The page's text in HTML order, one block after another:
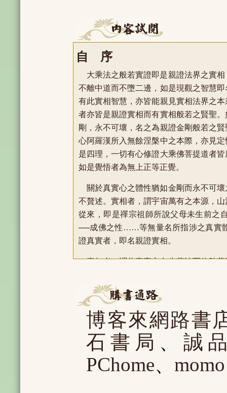
自 序
大乘法之般若實證即是親證法界之實
不離中道而不墮二邊，如是現觀之智慧
有此實相智慧，亦皆能親見實相法界之
者亦皆是親證實相而有實相般若之賢聖
剛，永不可壞，名之為親證金剛般若之
心阿羅漢所入無餘涅槃中之本際，亦見
是四理，一切有心修證大乘佛菩提道者
如是覺悟者為無上正等正覺。
關於真實心之體性猶如金剛而永不可
不贅述。實相者，謂宇宙萬有之本源，
從來，即是禪宗祖師所說父母未生前之
──成佛之性……等無量名所指涉之真實
證真實者，即名親證實相。
真如者，謂此真實心出生萬法而佐助
壞，合此二者故名為真；此真實心於無
法起念而生厭惡或貪愛，乃至於未來無
名為如。合此真與如等二法，故名真如。
中道者，謂此實相心如來藏恆處中道
知前世覺知心是生滅法，唯能一世而住
則是依此世五色根為緣而生，非從前世
知心並非常住不變之本來面目，不論有
博客來網路書
石書局 、 誠
PChome、 momo